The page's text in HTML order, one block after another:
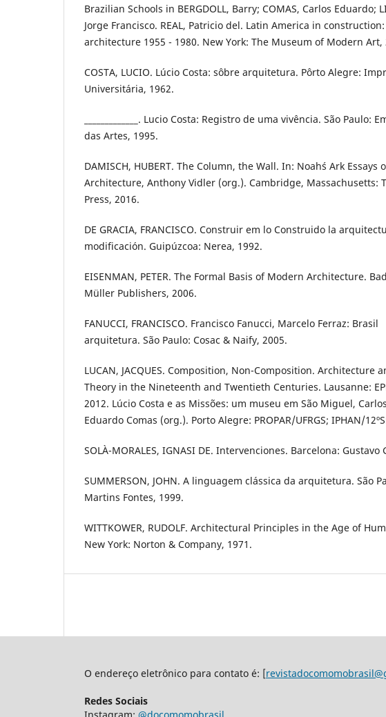
Brazilian Schools in BERGDOLL, Barry; COMAS, Carlos Eduardo;
Jorge Francisco. REAL, Patricio del. Latin America in construction:
architecture 1955 - 1980. New York: The Museum of Modern Art,
COSTA, LUCIO. Lúcio Costa: sôbre arquitetura. Pôrto Alegre:
Universitária, 1962.
_____________. Lucio Costa: Registro de uma vivência. São Paulo:
das Artes, 1995.
DAMISCH, HUBERT. The Column, the Wall. In: Noah´s Ark Essays
Architecture, Anthony Vidler (org.). Cambridge, Massachusetts:
Press, 2016.
DE GRACIA, FRANCISCO. Construir em lo Construido la
modificación. Guipúzcoa: Nerea, 1992.
EISENMAN, PETER. The Formal Basis of Modern Architecture.
Müller Publishers, 2006.
FANUCCI, FRANCISCO. Francisco Fanucci, Marcelo Ferraz: Brasil
arquitetura. São Paulo: Cosac & Naify, 2005.
LUCAN, JACQUES. Composition, Non-Composition. Architecture
Theory in the Nineteenth and Twentieth Centuries. Lausanne:
2012. Lúcio Costa e as Missões: um museu em São Miguel, Carlos
Eduardo Comas (org.). Porto Alegre: PROPAR/UFRGS; IPHAN/
SOLÀ-MORALES, IGNASI DE. Intervenciones. Barcelona: Gustavo
SUMMERSON, JOHN. A linguagem clássica da arquitetura. São
Martins Fontes, 1999.
WITTKOWER, RUDOLF. Architectural Principles in the Age of
New York: Norton & Company, 1971.
O endereço eletrônico para contato é: [
Redes Sociais